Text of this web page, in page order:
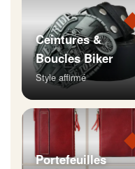
Ceintures &
Boucles Biker
Style affirmé
Portefeuilles